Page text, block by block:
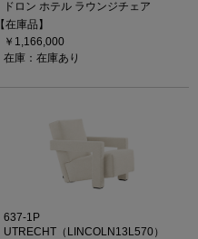
ドロン ホテル ラウンジチェア
【在庫品】
￥1,166,000
在庫：在庫あり
637-1P
UTRECHT（LINCOLN13L570）